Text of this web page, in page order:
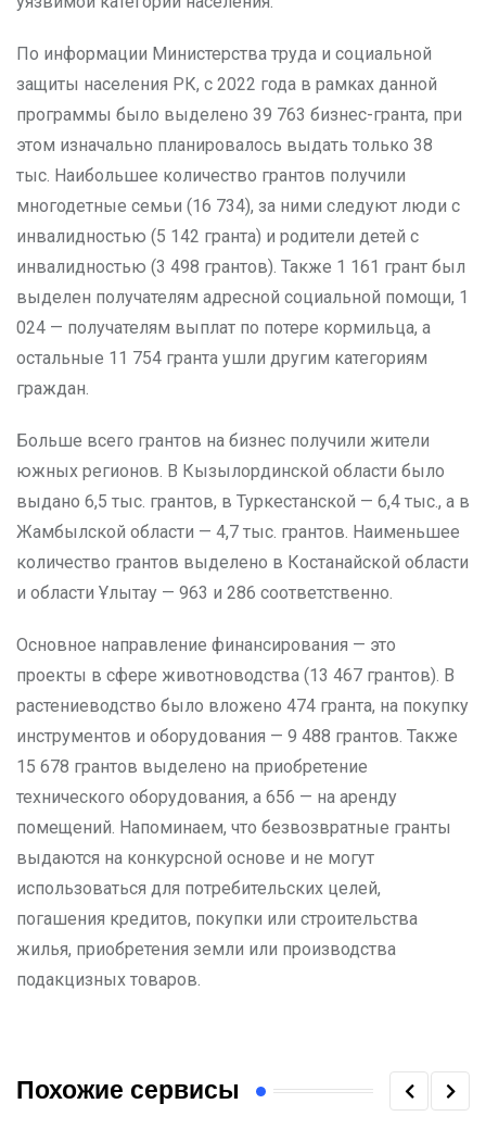
По информации Министерства труда и социальной
защиты населения РК, с 2022 года в рамках данной
программы было выделено 39 763 бизнес-гранта, при
этом изначально планировалось выдать только 38
тыс. Наибольшее количество грантов получили
многодетные семьи (16 734), за ними следуют люди с
инвалидностью (5 142 гранта) и родители детей с
инвалидностью (3 498 грантов). Также 1 161 грант был
выделен получателям адресной социальной помощи, 1
024 — получателям выплат по потере кормильца, а
остальные 11 754 гранта ушли другим категориям
граждан.
Больше всего грантов на бизнес получили жители
южных регионов. В Кызылординской области было
выдано 6,5 тыс. грантов, в Туркестанской — 6,4 тыс., а в
Жамбылской области — 4,7 тыс. грантов. Наименьшее
количество грантов выделено в Костанайской области
и области Ұлытау — 963 и 286 соответственно.
Основное направление финансирования — это
проекты в сфере животноводства (13 467 грантов). В
растениеводство было вложено 474 гранта, на покупку
инструментов и оборудования — 9 488 грантов. Также
15 678 грантов выделено на приобретение
технического оборудования, а 656 — на аренду
помещений. Напоминаем, что безвозвратные гранты
выдаются на конкурсной основе и не могут
использоваться для потребительских целей,
погашения кредитов, покупки или строительства
жилья, приобретения земли или производства
подакцизных товаров.
Похожие сервисы